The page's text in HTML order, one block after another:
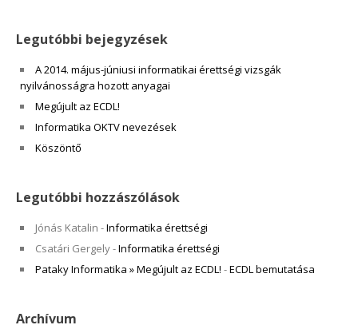
Legutóbbi bejegyzések
A 2014. május-júniusi informatikai érettségi vizsgák
nyilvánosságra hozott anyagai
Megújult az ECDL!
Informatika OKTV nevezések
Köszöntő
Legutóbbi hozzászólások
Jónás Katalin -Informatika érettségi
Csatári Gergely-Informatika érettségi
Pataky Informatika » Megújult az ECDL! -ECDL bemutatása
Archívum